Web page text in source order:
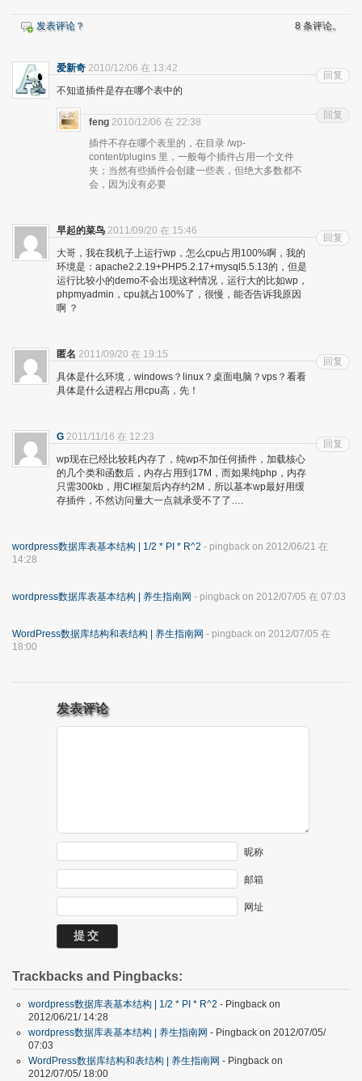
发表评论？ 8 条评论。
爱新奇 2010/12/06 在 13:42
不知道插件是存在哪个表中的
回复
feng 2010/12/06 在 22:38
插件不存在哪个表里的，在目录 /wp-
content/plugins 里，一般每个插件占用一个文件
夹；当然有些插件会创建一些表，但绝大多数都不
会，因为没有必要
回复
早起的菜鸟 2011/09/20 在 15:46
大哥，我在我机子上运行wp，怎么cpu占用100%啊，我的
环境是：apache2.2.19+PHP5.2.17+mysql5.5.13的，但是
运行比较小的demo不会出现这种情况，运行大的比如wp，
phpmyadmin，cpu就占100%了，很慢，能否告诉我原因
啊 ？
回复
匿名 2011/09/20 在 19:15
具体是什么环境，windows？linux？桌面电脑？vps？看看
具体是什么进程占用cpu高，先！
回复
G 2011/11/16 在 12:23
wp现在已经比较耗内存了，纯wp不加任何插件，加载核心
的几个类和函数后，内存占用到17M，而如果纯php，内存
只需300kb，用CI框架后内存约2M，所以基本wp最好用缓
存插件，不然访问量大一点就承受不了了….
回复
wordpress数据库表基本结构 | 1/2 * PI * R^2 - pingback on 2012/06/21 在
14:28
wordpress数据库表基本结构 | 养生指南网 - pingback on 2012/07/05 在 07:03
WordPress数据库结构和表结构 | 养生指南网 - pingback on 2012/07/05 在
18:00
发表评论
昵称
邮箱
网址
Trackbacks and Pingbacks:
wordpress数据库表基本结构 | 1/2 * PI * R^2 - Pingback on
2012/06/21/ 14:28
wordpress数据库表基本结构 | 养生指南网 - Pingback on 2012/07/05/
07:03
WordPress数据库结构和表结构 | 养生指南网 - Pingback on
2012/07/05/ 18:00